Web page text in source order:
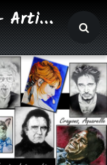
Violaine Ochin - Artiste Animalier